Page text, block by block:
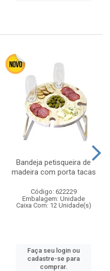
Bandeja petisqueira de
madeira com porta tacas
Código: 622229
Embalagem: Unidade
Caixa Com: 12 Unidade(s)
Faça seu login ou
cadastre-se para
comprar.